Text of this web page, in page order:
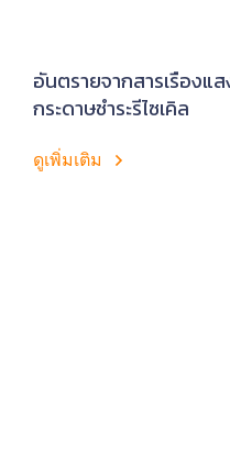
อันตรายจากสารเรืองแ
กระดาษชำระรีไซเคิล
ดูเพิ่มเติม